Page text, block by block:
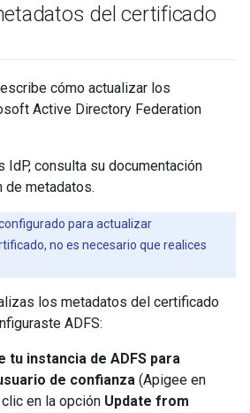
del certificado
cómo actualizar los
Active Directory Federation
IdP, consulta su documentación
de metadatos.
para actualizar
no es necesario que realices
los metadatos del certificado
ADFS:
tu instancia de ADFS para
de confianza (Apigee en
en la opción Update from